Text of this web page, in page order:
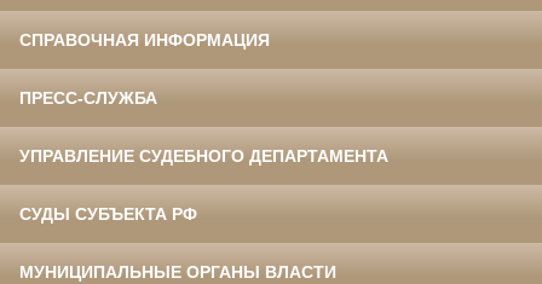
СПРАВОЧНАЯ ИНФОРМАЦИЯ
ПРЕСС-СЛУЖБА
УПРАВЛЕНИЕ СУДЕБНОГО ДЕПАРТАМЕНТА
СУДЫ СУБЪЕКТА РФ
МУНИЦИПАЛЬНЫЕ ОРГАНЫ ВЛАСТИ